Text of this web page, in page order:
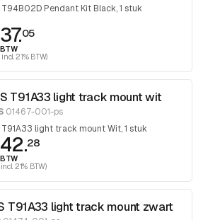
T94B02D Pendant Kit Black, 1 stuk
05
incl. 21% BTW)
T91A33 light track mount wit
01467-001-ps
T91A33 light track mount Wit, 1 stuk
28
incl. 21% BTW)
T91A33 light track mount zwart